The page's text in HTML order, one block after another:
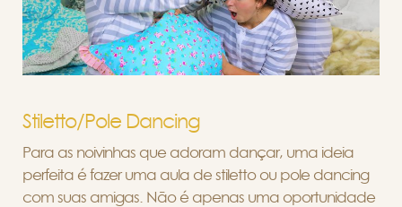
Stiletto/Pole Dancing
Para as noivinhas que adoram dançar, uma ideia
perfeita é fazer uma aula de stiletto ou pole dancing
com suas amigas. Não é apenas uma oportunidade